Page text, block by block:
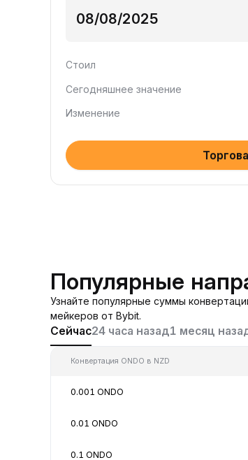
Стоил
Сегодняшнее значение
Изменение
Популярные
Узнайте популярные суммы
мейкеров от Bybit.
Сейчас24 часа назад1 месяц
Конвертация ONDO в NZD
0.001 ONDO
0.01 ONDO
0.1 ONDO